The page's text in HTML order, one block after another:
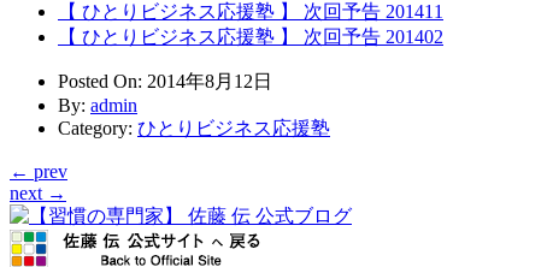
【 ひとりビジネス応援塾 】 次回予告 201411
【 ひとりビジネス応援塾 】 次回予告 201402
Posted On: 2014年8月12日
By: admin
Category: ひとりビジネス応援塾
← prev
next →